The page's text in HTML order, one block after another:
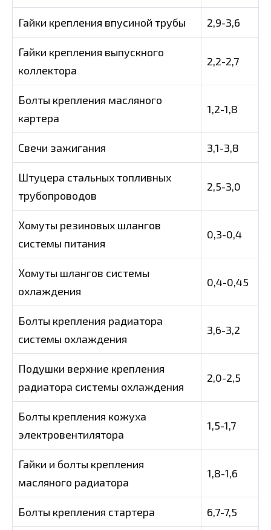
Гайки крепления впусиной трубы 2,9-3,6
Гайки крепления выпускного
коллектора
2,2-2,7
Болты крепления масляного
картера
1,2-1,8
Свечи зажигания 3,1-3,8
Штуцера стальных топливных
трубопроводов
2,5-3,0
Хомуты резиновых шлангов
системы питания
0,3-0,4
Хомуты шлангов системы
охлаждения
0,4-0,45
Болты крепления радиатора
системы охлаждения
3,6-3,2
Подушки верхние крепления
радиатора системы охлаждения
2,0-2,5
Болты крепления кожуха
электровентилятора
1,5-1,7
Гайки и болты крепления
масляного радиатора
1,8-1,6
Болты крепления стартера 6,7-7,5